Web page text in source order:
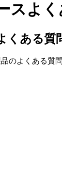
スよ
くある質
のよくある質